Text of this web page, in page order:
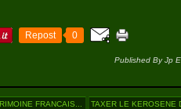
Repost 0
Published By Jp
FRANCAIS... TAXER LE KEROSENE